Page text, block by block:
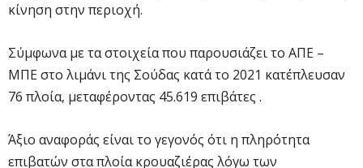
κίνηση στην περιοχή.
Σύμφωνα με τα στοιχεία που παρουσιάζει το ΑΠΕ –
ΜΠΕ στο λιμάνι της Σούδας κατά το 2021 κατέπλευσαν
76 πλοία, μεταφέροντας 45.619 επιβάτες .
Άξιο αναφοράς είναι το γεγονός ότι η πληρότητα
επιβατών στα πλοία κρουαζιέρας λόγω των